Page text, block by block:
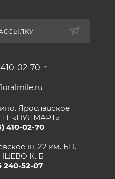
410-02-70
Ярославское
ТГ «ПУЛМАРТ»
410-02-70
ш. 22 км. БП.
К. Б
240-52-07